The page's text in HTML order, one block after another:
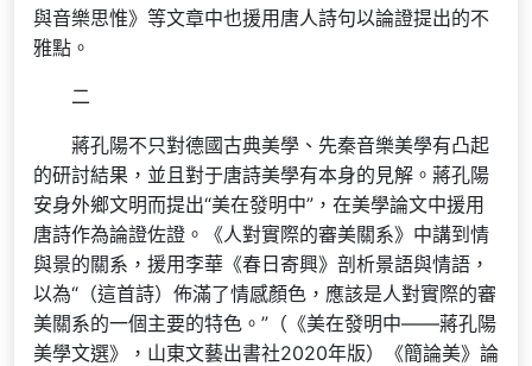
與音樂思惟》等文章中也援用唐人詩句以論證提出的不
雅點。
二
蔣孔陽不只對德國古典美學、先秦音樂美學有凸起
的研討結果，並且對于唐詩美學有本身的見解。蔣孔陽
安身外鄉文明而提出“美在發明中”，在美學論文中援用
唐詩作為論證佐證。《人對實際的審美關系》中講到情
與景的關系，援用李華《春日寄興》剖析景語與情語，
以為“（這首詩）佈滿了情感顏色，應該是人對實際的審
美關系的一個主要的特色。”（《美在發明中——蔣孔陽
美學文選》，山東文藝出書社2020年版）《簡論美》論